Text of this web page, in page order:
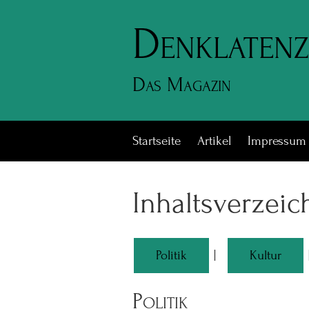
Denklatenz
Das Magazin
Startseite Artikel Impressum
Politik Kultur
Politik